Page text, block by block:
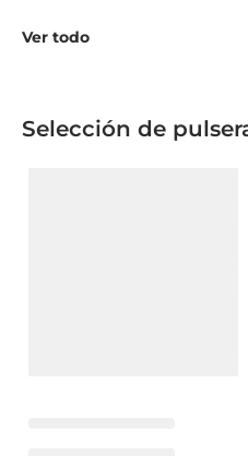
Ver todo
Selección de